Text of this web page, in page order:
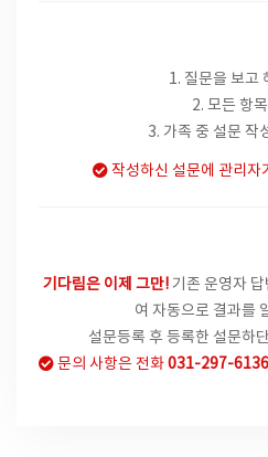
1. 질문을 보고
2. 모든 항
3. 가족 중 설문 작
작성하신 설문에 관리자
기다림은 이제 그만!기존 운영자 답
여 자동으로 결과를
설문등록 후 등록한 설문하
문의 사항은 전화031-297-6136